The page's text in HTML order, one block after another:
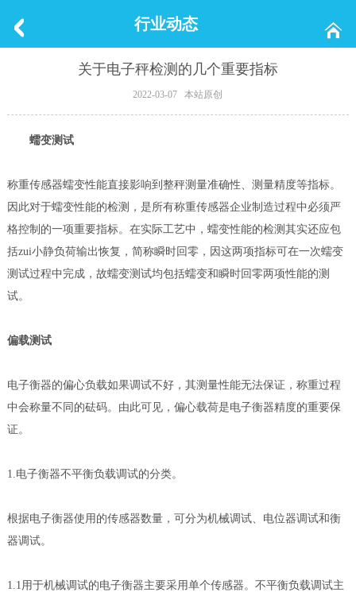
行业动态
关于电子秤检测的几个重要指标
2022-03-07 本站原创
蠕变测试
称重传感器蠕变性能直接影响到整秤测量准确性、测量精度等指标。
因此对于蠕变性能的检测，是所有称重传感器企业制造过程中必须严
格控制的一项重要指标。在实际工艺中，蠕变性能的检测其实还应包
括zui小静负荷输出恢复，简称瞬时回零，因这两项指标可在一次蠕变
测试过程中完成，故蠕变测试均包括蠕变和瞬时回零两项性能的测
试。
偏载测试
电子衡器的偏心负载如果调试不好，其测量性能无法保证，称重过程
中会称量不同的砝码。由此可见，偏心载荷是电子衡器精度的重要保
证。
1.电子衡器不平衡负载调试的分类。
根据电子衡器使用的传感器数量，可分为机械调试、电位器调试和衡
器调试。
1.1用于机械调试的电子衡器主要采用单个传感器。不平衡负载调试主